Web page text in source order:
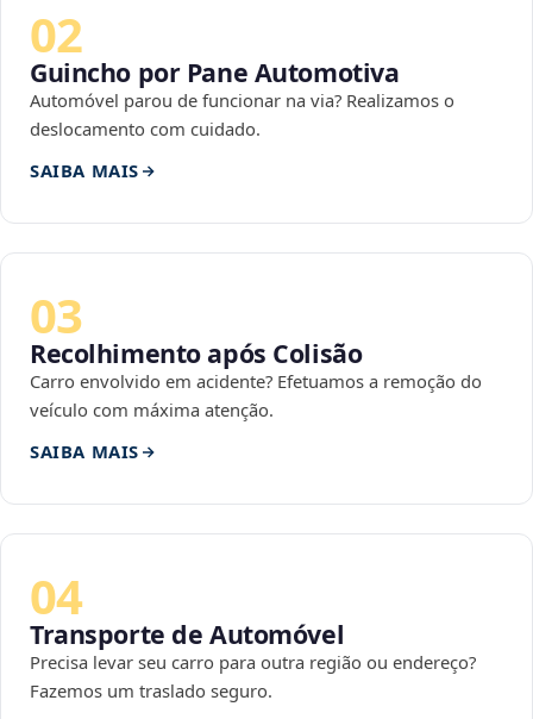
02
Guincho por Pane Automotiva
Automóvel parou de funcionar na via? Realizamos o
deslocamento com cuidado.
SAIBA MAIS
03
Recolhimento após Colisão
Carro envolvido em acidente? Efetuamos a remoção do
veículo com máxima atenção.
SAIBA MAIS
04
Transporte de Automóvel
Precisa levar seu carro para outra região ou endereço?
Fazemos um traslado seguro.